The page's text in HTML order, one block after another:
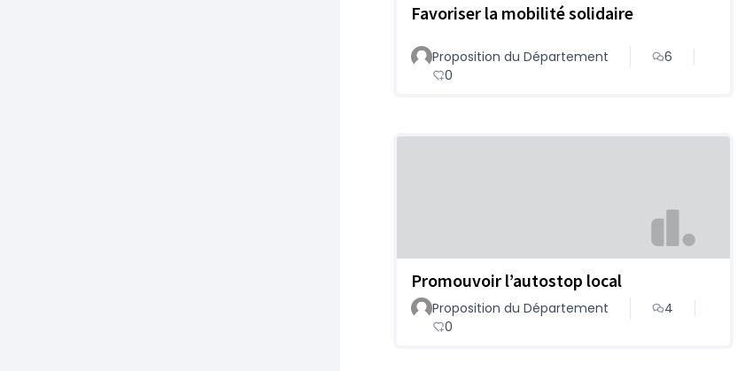
Favoriser la mobilité solidaire
Proposition du Département
6
0
Promouvoir l’autostop local
Proposition du Département
4
0